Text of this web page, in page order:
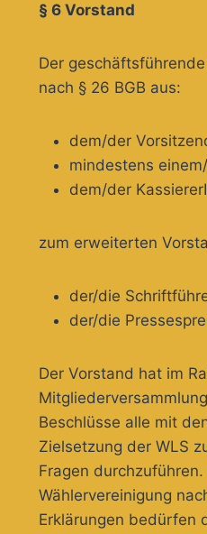
§ 6 Vorstand
Der
nach § 26 BGB aus:
dem/der
mindestens
dem/der
zum erweiterten
der/die
der/die
Der Vorstand hat im
Beschlüsse alle mit
Zielsetzung der WLS
Fragen
Wählervereinigung
Erklärungen bedürfen